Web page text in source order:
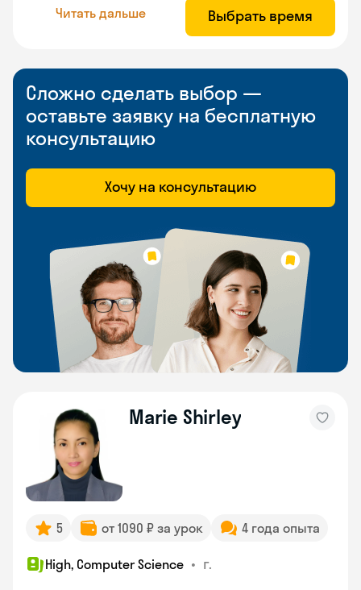
Читать дальше Выбрать время
Сложно сделать выбор —
оставьте заявку на бесплатную
консультацию
Хочу на консультацию
Marie Shirley
5 от 1090 ₽ за урок 4 года опыта
High, Computer Science • г.